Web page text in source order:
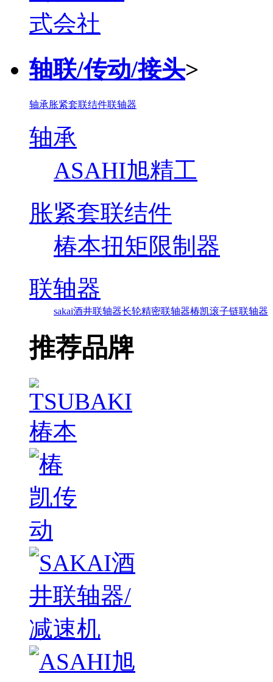
轴联/传动/接头>
轴承胀紧套联结件联轴器
轴承
ASAHI旭精工
胀紧套联结件
椿本扭矩限制器
联轴器
sakai酒井联轴器长轮精密联轴器椿凯滚子链联轴器
推荐品牌